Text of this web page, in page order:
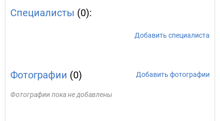
Специалисты (0):
Добавить специалиста
Фотографии (0) Добавить фотографии
Фотографии пока не добавлены